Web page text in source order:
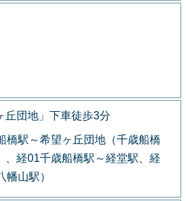
丘団地」下車徒歩3分
橋駅～希望ヶ丘団地（千歳船橋
、経01千歳船橋駅～経堂駅、経
幡山駅）